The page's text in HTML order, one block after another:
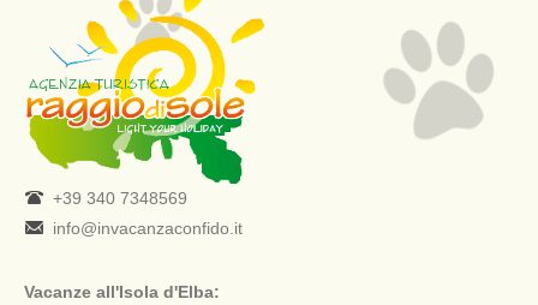
+39 340 7348569
info@invacanzaconfido.it
Vacanze all'Isola d'Elba: